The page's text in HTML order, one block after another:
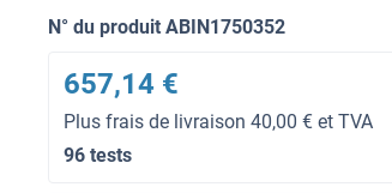
N° du produit ABIN1750352
657,14 €
Plus frais de livraison 40,00 € et TVA
96 tests